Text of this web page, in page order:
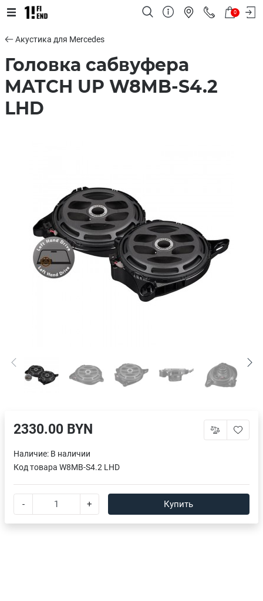
0
Акустика для Mercedes
Головка сабвуфера
MATCH UP W8MB-S4.2
LHD
2330.00 BYN
Наличие: В наличии
Код товара W8MB-S4.2 LHD
- + Купить